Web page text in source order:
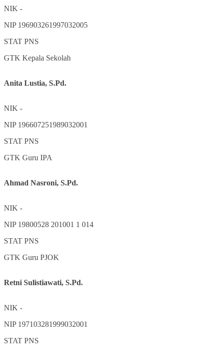
NIK -
NIP 196903261997032005
STAT PNS
GTK Kepala Sekolah
Anita Lustia, S.Pd.
NIK -
NIP 196607251989032001
STAT PNS
GTK Guru IPA
Ahmad Nasroni, S.Pd.
NIK -
NIP 19800528 201001 1 014
STAT PNS
GTK Guru PJOK
Retni Sulistiawati, S.Pd.
NIK -
NIP 197103281999032001
STAT PNS